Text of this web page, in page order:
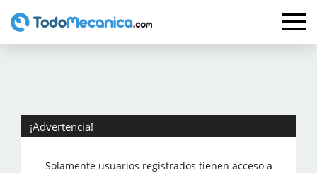
¡Advertencia!
Solamente usuarios registrados tienen acceso a